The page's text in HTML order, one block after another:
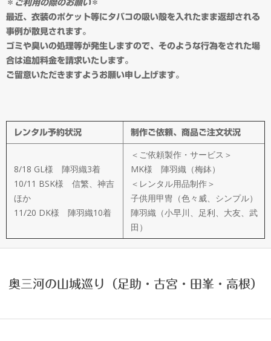
ダ
ー
メ
イ
ド
製
作
武
楽
衆
＊ ご利用の際のお願い＊
最近、衣装のポケット等にタバコの吸い殻を入れたまま返却される
事例が散見されます。
ゴミや臭いの処理等が発生しますので、そのような行為をされた場
合は追加料金を請求いたします。
ご留意いただきますようお願い申し上げます。
レンタル予約状況 制作ご依頼、商品ご注文状況
8/18 GL様 陣羽織3着
10/11 BSK様 信繁、神吉
ほか
11/20 DK様 陣羽織10着
＜ご依頼製作・サービス＞
MK様 陣羽織（梅鉢）
＜レンタル用品制作＞
子供用甲冑（色々威、シンプル）
陣羽織（小早川、足利、大友、武
田）
奥三河の山城巡り（足助・古宮・田峯・高根）